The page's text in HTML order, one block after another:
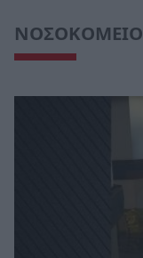
ΝΟΣΟΚΟΜΕΙΟ